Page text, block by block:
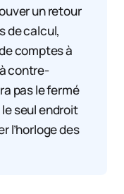
un retour
de calcul,
comptes à
contre-
pas le fermé
seul endroit
l’horloge des